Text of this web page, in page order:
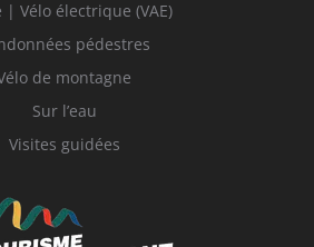
| Vélo électrique (VAE)
pédestres
de montagne
Sur l’eau
Visites guidées